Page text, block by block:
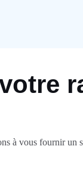
à vous fournir un